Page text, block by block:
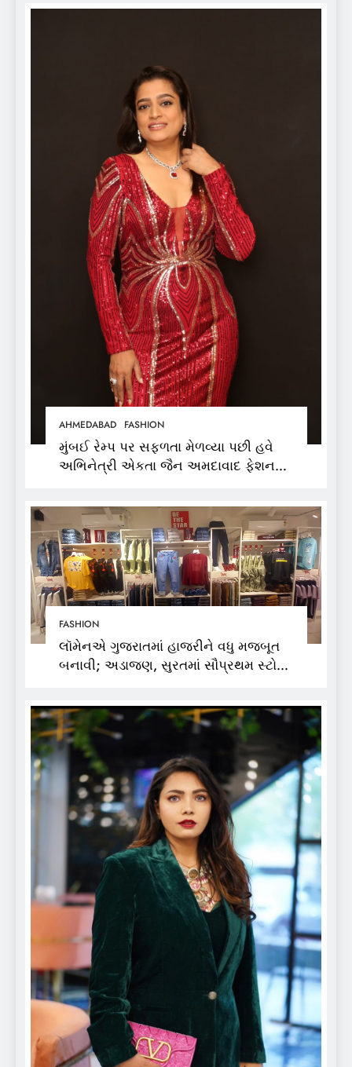
AHMEDABAD FASHION
મુંબઈ રેમ્પ પર સફળતા મેળવ્યા પછી હવે
અભિનેત્રી એકતા જૈન અમદાવાદ ફેશન
FASHION
લૉમેનએ ગુજરાતમાં હાજરીને વધુ મજબૂત
બનાવી; અડાજણ, સુરતમાં સૌપ્રથમ સ્ટોર